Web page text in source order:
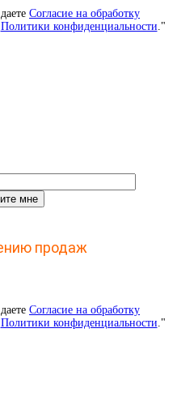
Согласие на обработку
Политики конфиденциальности."
продаж
Согласие на обработку
Политики конфиденциальности."